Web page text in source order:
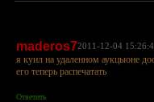
maderos72011-12-04
я куил на удаленном аукцыоне
его теперь распечатать
Ответить